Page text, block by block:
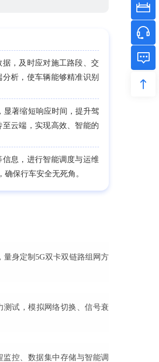
，及时应对施工路段、交
析，使车辆能够精准识别
显著缩短响应时间，提升驾
云端，实现高效、智能的
信息，进行智能调度与运维
保行车安全无死角。
身定制5G双卡双链路组网方
试，模拟网络切换、信号衰
控、数据集中存储与智能调